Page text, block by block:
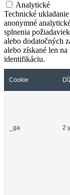
Analytické
Technické
anonymné
splnenia
alebo dodatočných
alebo získané len
identifikáciu.
Cookie
_ga 2